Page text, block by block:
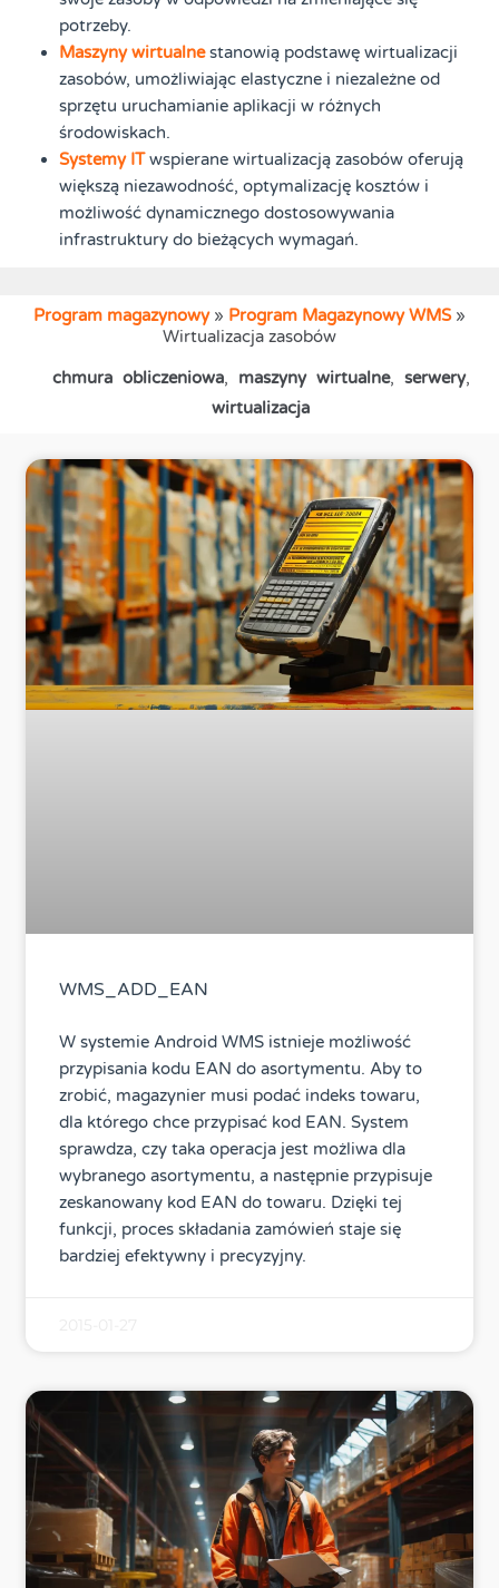
potrzeby.
Maszyny wirtualnestanowią podstawę wirtualizacji
zasobów, umożliwiając elastyczne i niezależne od
sprzętu uruchamianie aplikacji w różnych
środowiskach.
Systemy ITwspierane wirtualizacją zasobów oferują
większą niezawodność, optymalizację kosztów i
możliwość dynamicznego dostosowywania
infrastruktury do bieżących wymagań.
Program magazynowy» Program Magazynowy WMS»
Wirtualizacja zasobów
chmura obliczeniowa, maszyny wirtualne, serwery,
wirtualizacja
WMS_ADD_EAN
W systemie Android WMS istnieje możliwość
przypisania kodu EAN do asortymentu. Aby to
zrobić, magazynier musi podać indeks towaru,
dla którego chce przypisać kod EAN. System
sprawdza, czy taka operacja jest możliwa dla
wybranego asortymentu, a następnie przypisuje
zeskanowany kod EAN do towaru. Dzięki tej
funkcji, proces składania zamówień staje się
bardziej efektywny i precyzyjny.